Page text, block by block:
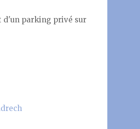
d'un parking privé sur